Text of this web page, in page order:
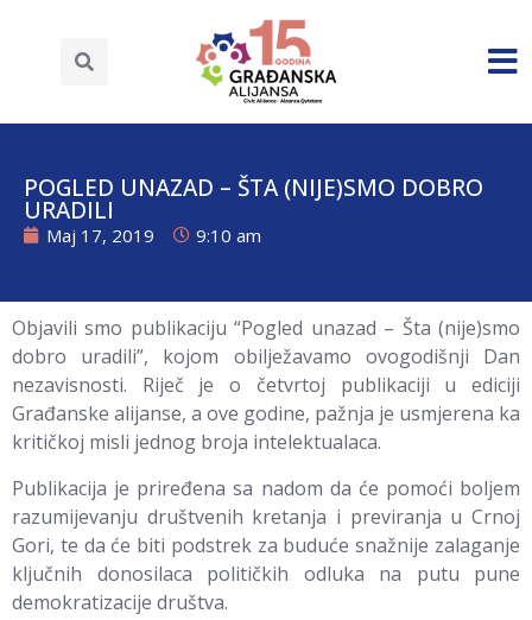
POGLED UNAZAD – ŠTA (NIJE)SMO DOBRO
URADILI
Maj 17, 2019 9:10 am
Objavili smo publikaciju “Pogled unazad – Šta (nije)smo
dobro uradili”, kojom obilježavamo ovogodišnji Dan
nezavisnosti. Riječ je o četvrtoj publikaciji u ediciji
Građanske alijanse, a ove godine, pažnja je usmjerena ka
kritičkoj misli jednog broja intelektualaca.
Publikacija je priređena sa nadom da će pomoći boljem
razumijevanju društvenih kretanja i previranja u Crnoj
Gori, te da će biti podstrek za buduće snažnije zalaganje
ključnih donosilaca političkih odluka na putu pune
demokratizacije društva.